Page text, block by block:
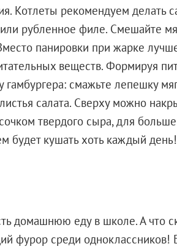
Котлеты рекомендуем делать
рубленное филе. Смешайте
панировки при жарке
веществ. Формируя
гамбургера: смажьте лепешку
салата. Сверху можно
твердого сыра, для больше
будет кушать хоть каждый день!
домашнюю еду в школе. А что
фурор среди одноклассников!